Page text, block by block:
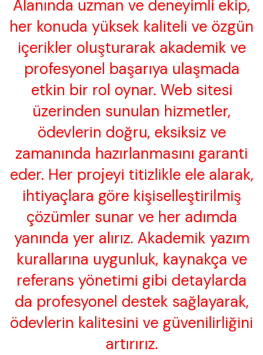
Alanında uzman ve deneyimli ekip,
her konuda yüksek kaliteli ve özgün
içerikler oluşturarak akademik ve
profesyonel başarıya ulaşmada
etkin bir rol oynar. Web sitesi
üzerinden sunulan hizmetler,
ödevlerin doğru, eksiksiz ve
zamanında hazırlanmasını garanti
eder. Her projeyi titizlikle ele alarak,
ihtiyaçlara göre kişiselleştirilmiş
çözümler sunar ve her adımda
yanında yer alırız. Akademik yazım
kurallarına uygunluk, kaynakça ve
referans yönetimi gibi detaylarda
da profesyonel destek sağlayarak,
ödevlerin kalitesini ve güvenilirliğini
artırırız.